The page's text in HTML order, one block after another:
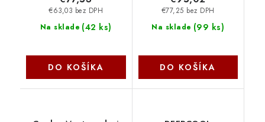
Na sklade (42 ks)
€63,03 bez DPH
DO KOŠÍKA
Na sklade (99 ks)
€77,25 bez DPH
DO KOŠÍKA